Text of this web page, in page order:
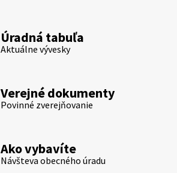
Úradná tabuľa
Aktuálne vývesky
Verejné dokumenty
Povinné zverejňovanie
Ako vybavíte
Návšteva obecného úradu